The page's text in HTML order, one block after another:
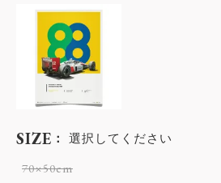
SIZE 選択してください
70×50cm